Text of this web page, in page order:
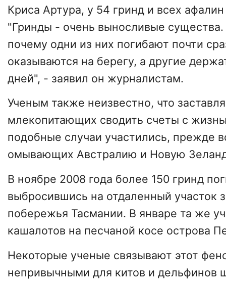
Криса Артура, у 54 гринд и всех
"Гринды - очень выносливые
почему одни из них погибают почти
оказываются на берегу, а другие
дней", - заявил он журналистам.
Ученым также неизвестно, что
млекопитающих сводить счеты с
подобные случаи участились, прежде
омывающих Австралию и Новую
В ноябре 2008 года более 150 гринд
выбросившись на отдаленный участок
побережья Тасмании. В январе та же
кашалотов на песчаной косе острова
Некоторые ученые связывают этот
непривычными для китов и дельфинов